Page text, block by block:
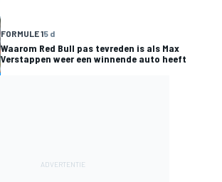
FORMULE 15 d
Waarom Red Bull pas tevreden is als Max
Verstappen weer een winnende auto heeft